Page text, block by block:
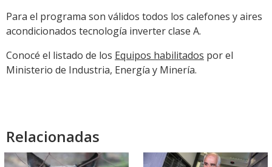
Para el programa son válidos todos los calefones y aires
acondicionados tecnología inverter clase A.
Conocé el listado de los Equipos habilitados por el
Ministerio de Industria, Energía y Minería.
Relacionadas